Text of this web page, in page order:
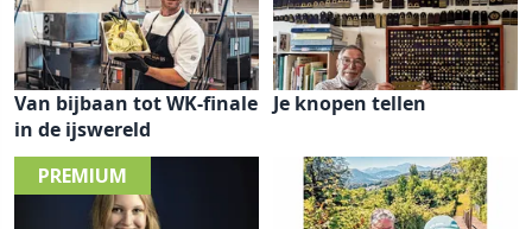
Van bijbaan tot WK-finale
in de ijswereld
Je knopen tellen